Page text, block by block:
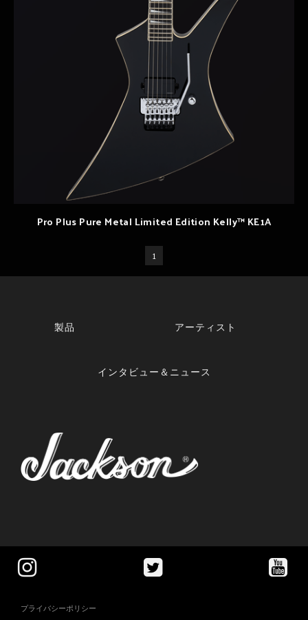
Pro Plus Pure Metal Limited Edition Kelly™ KE1A
1
製品 アーティスト
インタビュー＆ニュース
プライバシーポリシー